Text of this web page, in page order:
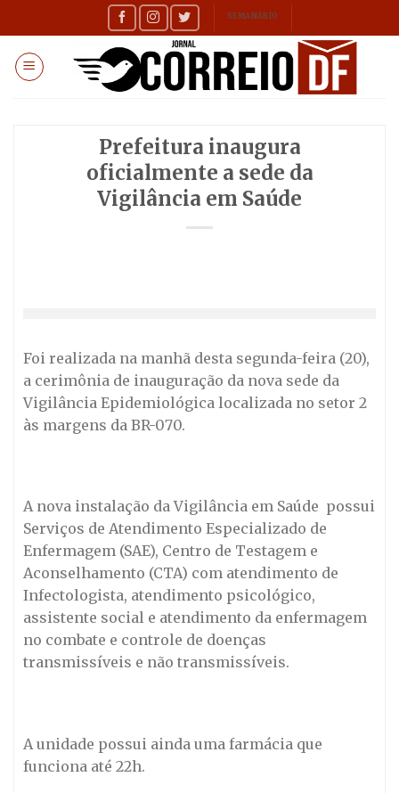
to
content
SEMANÁRIO
Prefeitura inaugura
oficialmente a sede da
Vigilância em Saúde
Foi realizada na manhã desta segunda-feira (20),
a cerimônia de inauguração da nova sede da
Vigilância Epidemiológica localizada no setor 2
às margens da BR-070.
A nova instalação da Vigilância em Saúde possui
Serviços de Atendimento Especializado de
Enfermagem (SAE), Centro de Testagem e
Aconselhamento (CTA) com atendimento de
Infectologista, atendimento psicológico,
assistente social e atendimento da enfermagem
no combate e controle de doenças
transmissíveis e não transmissíveis.
A unidade possui ainda uma farmácia que
funciona até 22h.